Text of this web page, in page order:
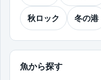
秋ロック 冬の港
魚から探す